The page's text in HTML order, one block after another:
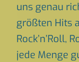
uns genau
größten Hits
Rock’n’Roll,
jede Menge